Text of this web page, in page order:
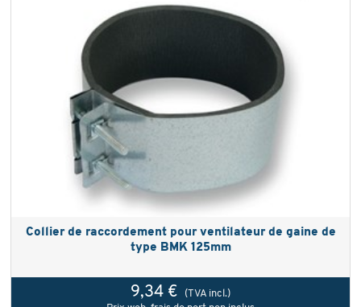
Collier de raccordement pour ventilateur de gaine de
type BMK 125mm
9,34 €
(TVA incl.)